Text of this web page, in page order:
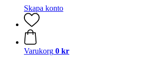
Skapa konto
Varukorg 0 kr